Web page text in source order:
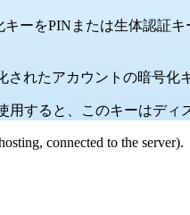
ーをPINまたは生体認証
れたアカウントの暗号化
用すると、このキーはディ
connected to the server).